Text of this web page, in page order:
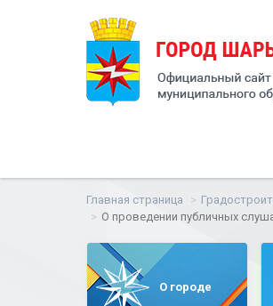
Главная страница
О проведении публичных
О городе